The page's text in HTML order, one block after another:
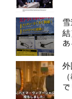
結
外
で